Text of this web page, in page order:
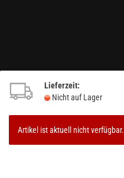
Lieferzeit:
Nicht auf Lager
Artikel ist aktuell nicht verfügbar.